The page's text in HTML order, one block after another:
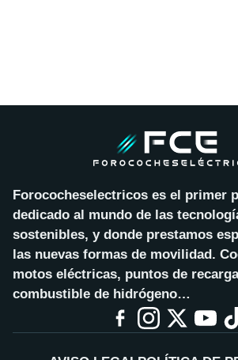
Forococheselectricos es el primer
dedicado al mundo de las
sostenibles, y donde prestamos
las nuevas formas de movilidad.
motos eléctricas, puntos de
combustible de hidrógeno…